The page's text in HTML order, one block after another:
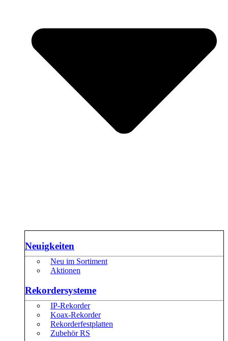
Neuigkeiten
Neu im Sortiment
Aktionen
Rekordersysteme
IP-Rekorder
Koax-Rekorder
Rekorderfestplatten
Zubehör RS